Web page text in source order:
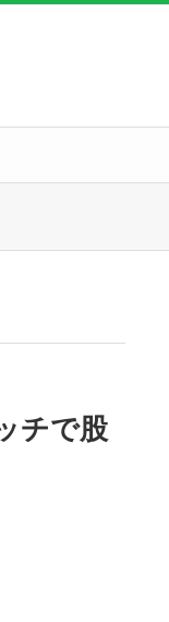
チで股